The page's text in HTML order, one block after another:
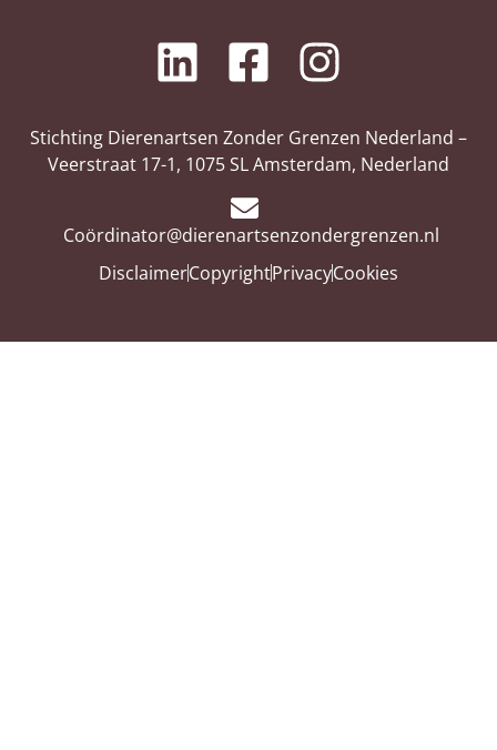
Stichting Dierenartsen Zonder Grenzen Nederland –
Veerstraat 17-1, 1075 SL Amsterdam, Nederland
Coördinator@dierenartsenzondergrenzen.nl
DisclaimerCopyrightPrivacyCookies